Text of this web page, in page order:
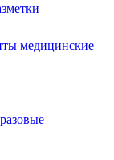
медицинские